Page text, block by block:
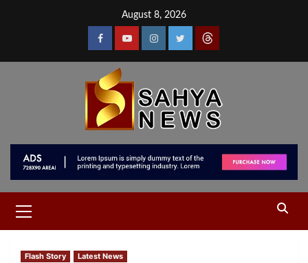
August 8, 2026
Flash Story Latest News